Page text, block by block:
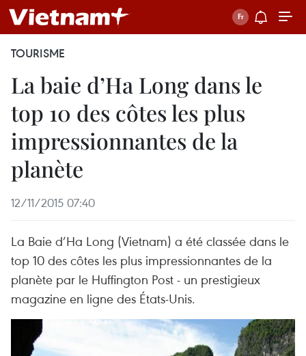
TOURISME
La baie d’Ha Long dans le
top 10 des côtes les plus
impressionnantes de la
planète
12/11/2015 07:40
La Baie d’Ha Long (Vietnam) a été classée dans le
top 10 des côtes les plus impressionnantes de la
planète par le Huffington Post - un prestigieux
magazine en ligne des États-Unis.